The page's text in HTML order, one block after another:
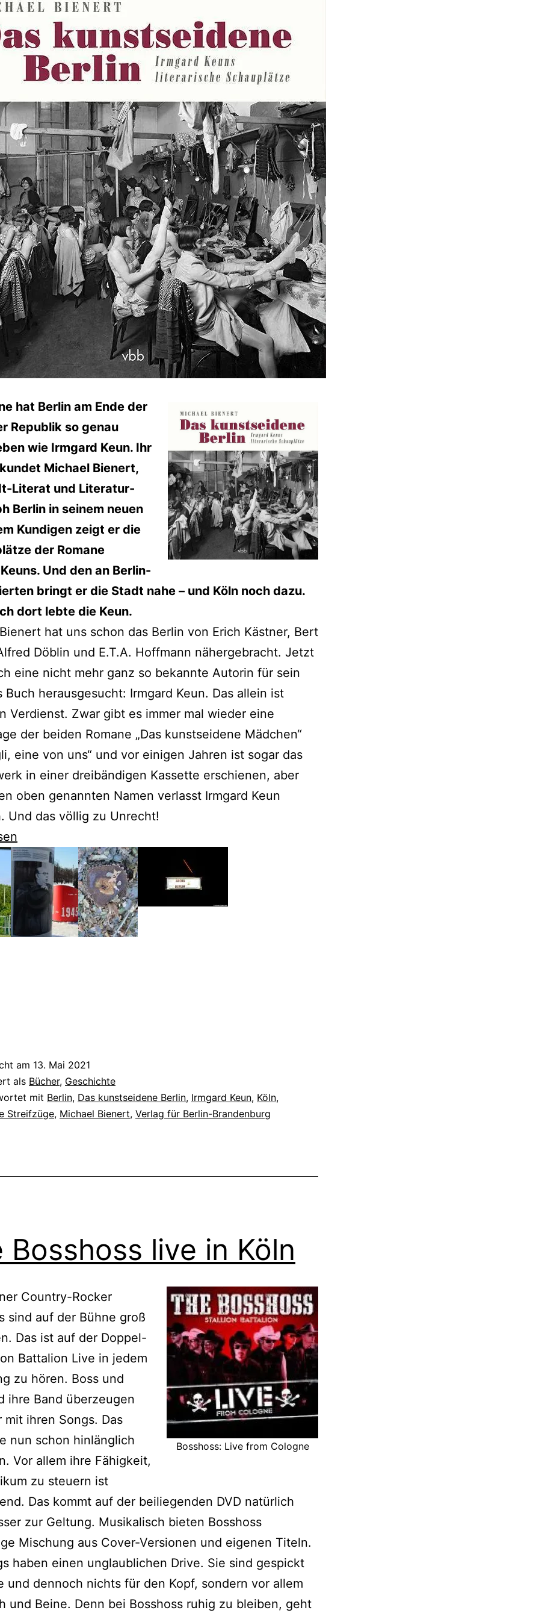
hat Berlin am Ende der
Republik so genau
wie Irmgard Keun. Ihr
Michael Bienert,
Literat und Literatur-
Berlin in seinem neuen
Kundigen zeigt er die
der Romane
Und den an Berlin-
bringt er die Stadt nahe – und Köln noch dazu.
dort lebte die Keun.
hat uns schon das Berlin von Erich Kästner, Bert
Döblin und E.T.A. Hoffmann nähergebracht. Jetzt
eine nicht mehr ganz so bekannte Autorin für sein
Buch herausgesucht: Irmgard Keun. Das allein ist
Verdienst. Zwar gibt es immer mal wieder eine
der beiden Romane „Das kunstseidene Mädchen“
eine von uns“ und vor einigen Jahren ist sogar das
in einer dreibändigen Kassette erschienen, aber
oben genannten Namen verlasst Irmgard Keun
Und das völlig zu Unrecht!
am 13. Mai 2021
als Bücher, Geschichte
mit Berlin, Das kunstseidene Berlin, Irmgard Keun, Köln,
Streifzüge, Michael Bienert, Verlag für Berlin-Brandenburg
Bosshoss live in Köln
Bosshoss: Live from Cologne
Country-Rocker
sind auf der Bühne groß
Das ist auf der Doppel-
Battalion Live in jedem
zu hören. Boss und
ihre Band überzeugen
mit ihren Songs. Das
nun schon hinlänglich
Vor allem ihre Fähigkeit,
zu steuern ist
Das kommt auf der beiliegenden DVD natürlich
zur Geltung. Musikalisch bieten Bosshoss
Mischung aus Cover-Versionen und eigenen Titeln.
haben einen unglaublichen Drive. Sie sind gespickt
und dennoch nichts für den Kopf, sondern vor allem
und Beine. Denn bei Bosshoss ruhig zu bleiben, geht